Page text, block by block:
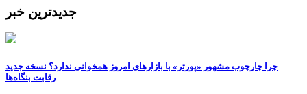
جدیدترین خبر
چرا چارچوب مشهور «پورتر» با بازارهای امروز همخوانی ندارد؟ نسخه جدید
رقابت‌ بنگاه‌ها